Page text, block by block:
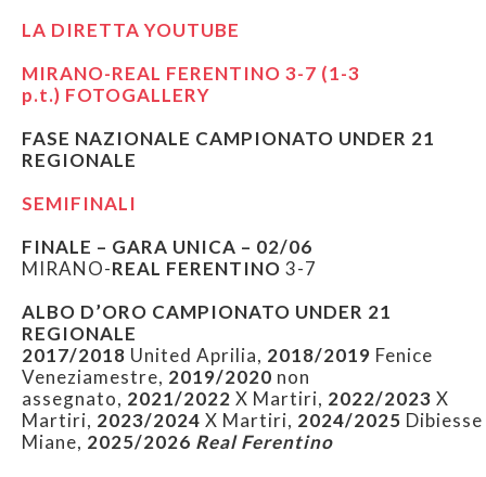
LA DIRETTA YOUTUBE
MIRANO-REAL FERENTINO 3-7 (1-3
p.t.) FOTOGALLERY
FASE NAZIONALE CAMPIONATO UNDER 21
REGIONALE
SEMIFINALI
FINALE – GARA UNICA – 02/06
MIRANO-REAL FERENTINO 3-7
ALBO D’ORO CAMPIONATO UNDER 21
REGIONALE
2017/2018 United Aprilia, 2018/2019 Fenice
Veneziamestre, 2019/2020 non
assegnato, 2021/2022 X Martiri, 2022/2023 X
Martiri, 2023/2024 X Martiri, 2024/2025 Dibiesse
Miane, 2025/2026 Real Ferentino